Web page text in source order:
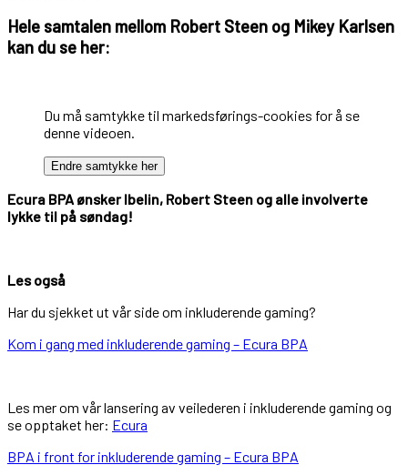
Hele samtalen mellom Robert Steen og Mikey Karlsen
kan du se her:
Du må samtykke til markedsførings-cookies for å se
denne videoen.
Endre samtykke her
Ecura BPA ønsker Ibelin, Robert Steen og alle involverte
lykke til på søndag!
Les også
Har du sjekket ut vår side om inkluderende gaming?
Kom i gang med inkluderende gaming – Ecura BPA
Les mer om vår lansering av veilederen i inkluderende gaming og
se opptaket her: Ecura
BPA i front for inkluderende gaming – Ecura BPA